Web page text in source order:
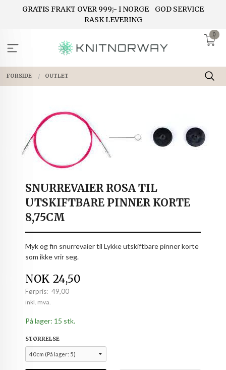
GRATIS FRAKT OVER 999;- I NORGE
GOD SERVICE
RASK LEVERING
0
FORSIDE OUTLET
SNURREVAIER ROSA TIL
UTSKIFTBARE PINNER KORTE
8,75CM
Myk og fin snurrevaier til Lykke utskiftbare pinner korte
som ikke vrir seg.
Tilbud
NOK 24,50
Førpris: 49,00
Rabatt
inkl. mva.
På lager: 15 stk.
STØRRELSE